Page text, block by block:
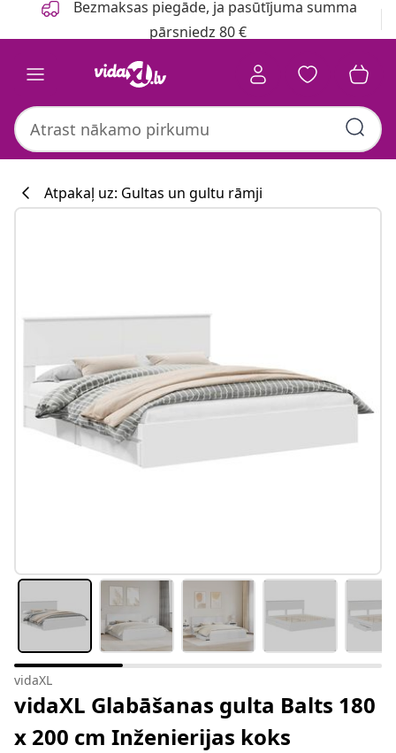
Bezmaksas piegāde, ja pasūtījuma summa
pārsniedz 80 €
Atpakaļ uz: Gultas un gultu rāmji
vidaXL
vidaXL Glabāšanas gulta Balts 180
x 200 cm Inženierijas koks